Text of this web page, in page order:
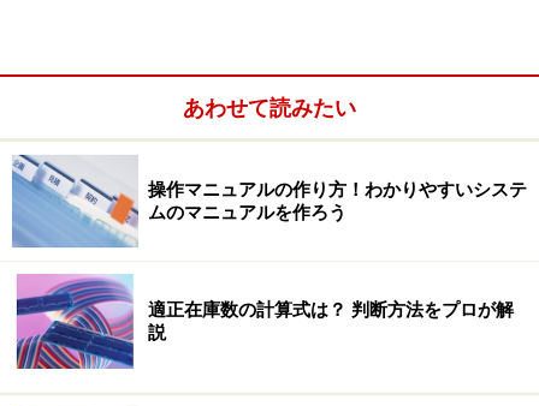
あわせて読みたい
操作マニュアルの作り方！わかりやすいシステ
ムのマニュアルを作ろう
適正在庫数の計算式は？ 判断方法をプロが解
説